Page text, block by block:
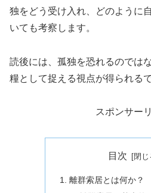
独をどう受け入れ、どのように
いても考察します。
読後には、孤独を恐れるのでは
糧として捉える視点が得られる
スポンサー
目次
離群索居とは何か？